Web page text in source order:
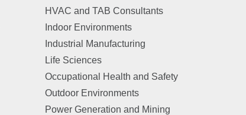
HVAC and TAB Consultants
Indoor Environments
Industrial Manufacturing
Life Sciences
Occupational Health and Safety
Outdoor Environments
Power Generation and Mining